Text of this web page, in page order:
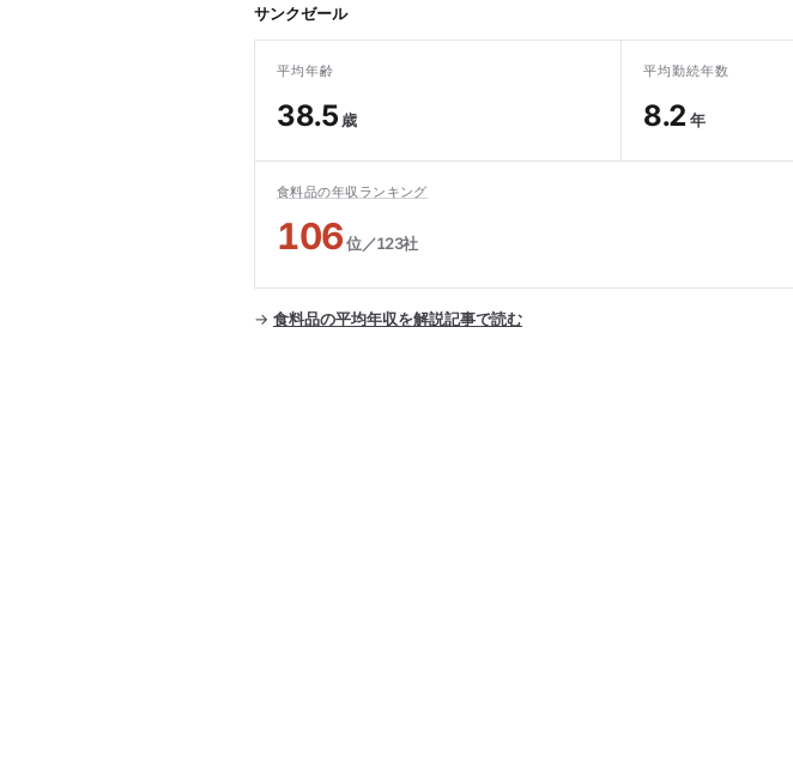
サンクゼール
平均年齢
38.5 歳
平均勤続年数
8.2 年
食料品の年収ランキング
106位／123社
→ 食料品の平均年収を解説記事で読む